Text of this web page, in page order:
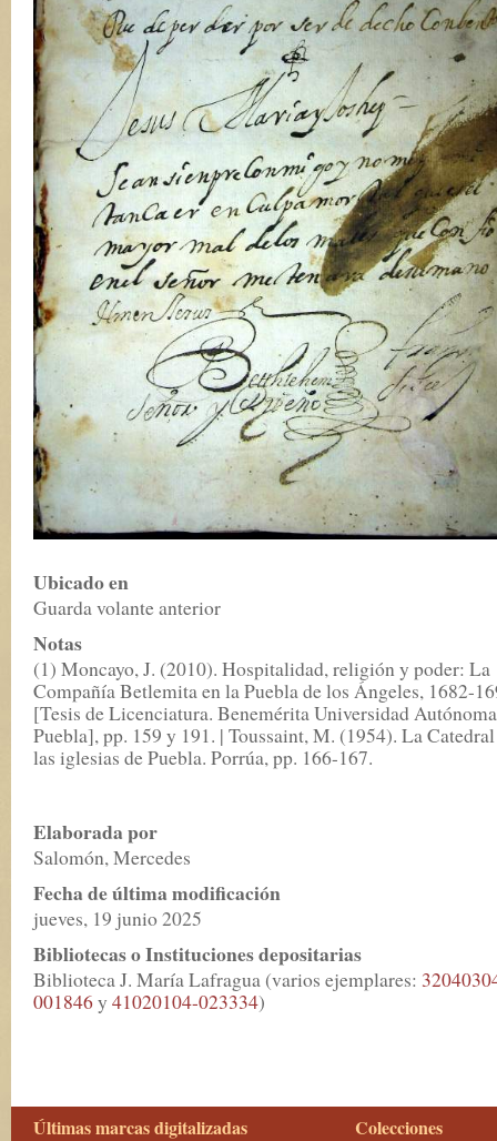
Ubicado en
Guarda volante anterior
Notas
(1) Moncayo, J. (2010). Hospitalidad, religión y poder: La
Compañía Betlemita en la Puebla de los Ángeles, 1682-
[Tesis de Licenciatura. Benemérita Universidad
Puebla], pp. 159 y 191. | Toussaint, M. (1954). La
las iglesias de Puebla. Porrúa, pp. 166-167.
Elaborada por
Salomón, Mercedes
Fecha de última modificación
jueves, 19 junio 2025
Bibliotecas o Instituciones depositarias
Biblioteca J. María Lafragua (varios ejemplares:
001846y 41020104-023334)
Últimas marcas digitalizadas Colecciones